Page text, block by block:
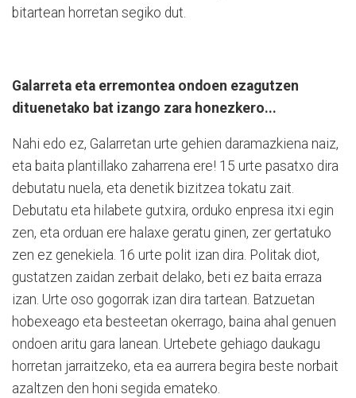
bitartean horretan segiko dut.
Galarreta eta erremontea ondoen ezagutzen
dituenetako bat izango zara honezkero...
Nahi edo ez, Galarretan urte gehien daramazkiena naiz,
eta baita plantillako zaharrena ere! 15 urte pasatxo dira
debutatu nuela, eta denetik bizitzea tokatu zait.
Debutatu eta hilabete gutxira, orduko enpresa itxi egin
zen, eta orduan ere halaxe geratu ginen, zer gertatuko
zen ez genekiela. 16 urte polit izan dira. Politak diot,
gustatzen zaidan zerbait delako, beti ez baita erraza
izan. Urte oso gogorrak izan dira tartean. Batzuetan
hobexeago eta besteetan okerrago, baina ahal genuen
ondoen aritu gara lanean. Urtebete gehiago daukagu
horretan jarraitzeko, eta ea aurrera begira beste norbait
azaltzen den honi segida emateko.